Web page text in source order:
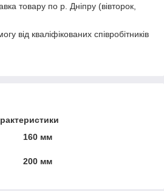
товару по р. Дніпру (вівторок,
від кваліфікованих співробітників
160 мм
200 мм